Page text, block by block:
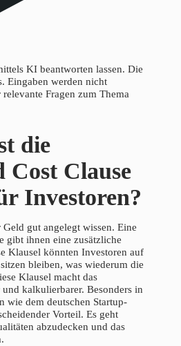
KI beantworten lassen. Die
Eingaben werden nicht
Fragen zum Thema
die
Cost Clause
Investoren?
gut angelegt wissen. Eine
gibt ihnen eine zusätzliche
Klausel könnten Investoren auf
bleiben, was wiederum die
Klausel macht das
kalkulierbarer. Besonders in
wie dem deutschen Startup-
Vorteil. Es geht
abzudecken und das